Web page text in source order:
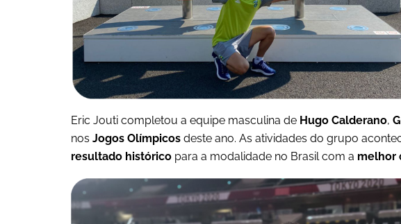
Eric Jouti completou a equipe masculina de Hugo Calderano,
nos Jogos Olímpicos deste ano. As atividades do grupo
resultado histórico para a modalidade no Brasil com a melhor